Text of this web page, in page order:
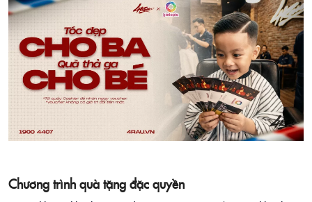
Chương trình quà tặng đặc quyền